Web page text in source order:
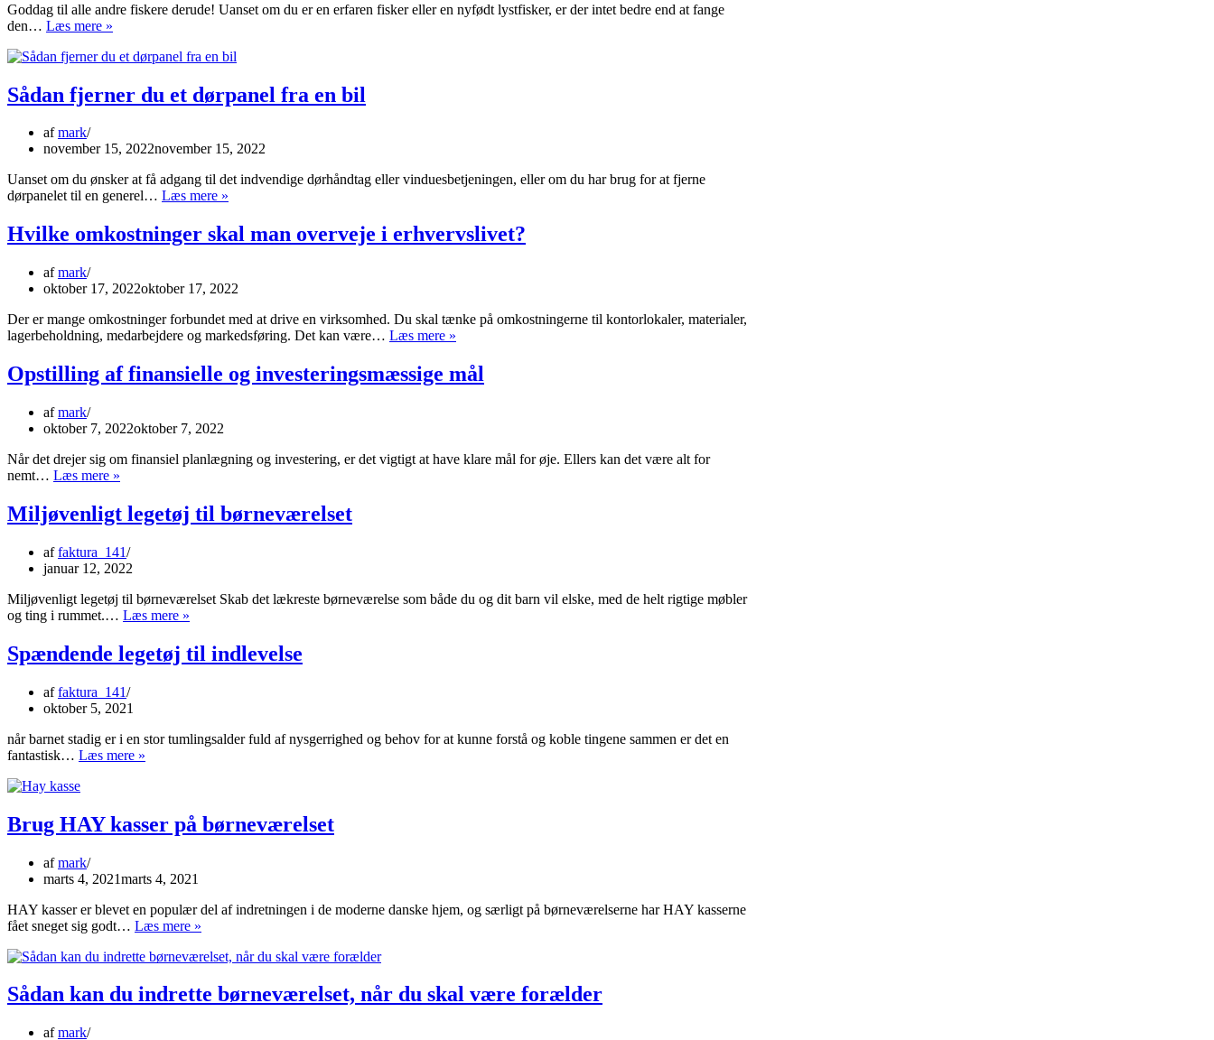
Goddag til alle andre fiskere derude! Uanset om du er en erfaren fisker eller en nyfødt lystfisker, er der intet bedre end at fange
den… Læs mere »
at
din
fisketrucks
Sådan fjerner du et dørpanel fra en bil
afmark
november 15, 2022november 15, 2022
Uanset om du ønsker at få adgang til det indvendige dørhåndtag eller vinduesbetjeningen, eller om du har brug for at fjerne
dørpanelet til en generel… Læs mere »
du
et
en
Hvilke omkostninger skal man overveje i erhvervslivet?
afmark
oktober 17, 2022oktober 17, 2022
Der er mange omkostninger forbundet med at drive en virksomhed. Du skal tænke på omkostningerne til kontorlokaler, materialer,
lagerbeholdning, medarbejdere og markedsføring. Det kan være… Læs mere »
skal
man
Opstilling af finansielle og investeringsmæssige mål
afmark
oktober 7, 2022oktober 7, 2022
Når det drejer sig om finansiel planlægning og investering, er det vigtigt at have klare mål for øje. Ellers kan det være alt for
nemt… Læs mere »
finansielle
og
mål
Miljøvenligt legetøj til børneværelset
affaktura_141
januar 12, 2022
Miljøvenligt legetøj til børneværelset Skab det lækreste børneværelse som både du og dit barn vil elske, med de helt rigtige møbler
og ting i rummet.… Læs mere »
til
børneværelset
Spændende legetøj til indlevelse
affaktura_141
oktober 5, 2021
når barnet stadig er i en stor tumlingsalder fuld af nysgerrighed og behov for at kunne forstå og koble tingene sammen er det en
fantastisk… Læs mere »
Brug HAY kasser på børneværelset
afmark
marts 4, 2021marts 4, 2021
HAY kasser er blevet en populær del af indretningen i de moderne danske hjem, og særligt på børneværelserne har HAY kasserne
fået sneget sig godt… Læs mere »
kasser
børneværelset
Sådan kan du indrette børneværelset, når du skal være forælder
afmark